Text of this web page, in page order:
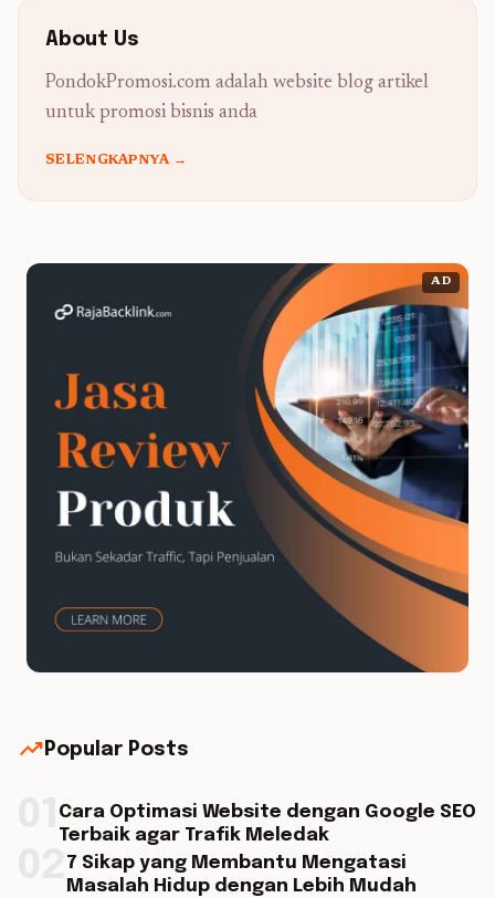
About Us
PondokPromosi.com adalah website blog artikel
untuk promosi bisnis anda
SELENGKAPNYA →
AD
trending_up Popular Posts
Cara Optimasi Website dengan Google SEO
Terbaik agar Trafik Meledak
7 Sikap yang Membantu Mengatasi
Masalah Hidup dengan Lebih Mudah